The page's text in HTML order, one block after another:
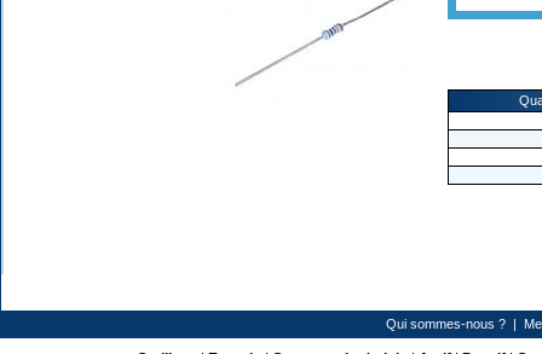
Qui sommes-nous ? |